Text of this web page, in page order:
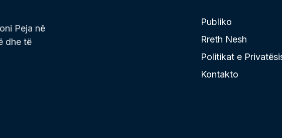
Peja në
dhe të
Publiko
Rreth Nesh
Politikat e
Kontakto